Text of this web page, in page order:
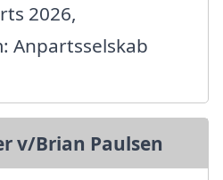
2026,
Anpartsselskab
v/Brian Paulsen